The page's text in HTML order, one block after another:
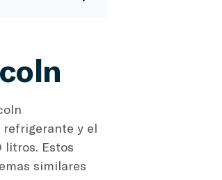
refrigerante y el
litros. Estos
similares